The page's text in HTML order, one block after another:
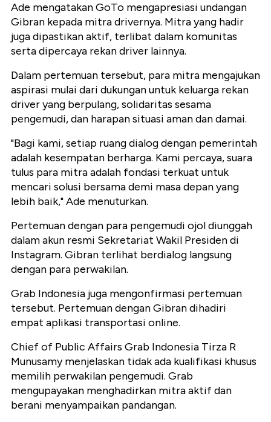
Ade mengatakan GoTo mengapresiasi undangan
Gibran kepada mitra drivernya. Mitra yang hadir
juga dipastikan aktif, terlibat dalam komunitas
serta dipercaya rekan driver lainnya.
Dalam pertemuan tersebut, para mitra mengajukan
aspirasi mulai dari dukungan untuk keluarga rekan
driver yang berpulang, solidaritas sesama
pengemudi, dan harapan situasi aman dan damai.
"Bagi kami, setiap ruang dialog dengan pemerintah
adalah kesempatan berharga. Kami percaya, suara
tulus para mitra adalah fondasi terkuat untuk
mencari solusi bersama demi masa depan yang
lebih baik," Ade menuturkan.
Pertemuan dengan para pengemudi ojol diunggah
dalam akun resmi Sekretariat Wakil Presiden di
Instagram. Gibran terlihat berdialog langsung
dengan para perwakilan.
Grab Indonesia juga mengonfirmasi pertemuan
tersebut. Pertemuan dengan Gibran dihadiri
empat aplikasi transportasi online.
Chief of Public Affairs Grab Indonesia Tirza R
Munusamy menjelaskan tidak ada kualifikasi khusus
memilih perwakilan pengemudi. Grab
mengupayakan menghadirkan mitra aktif dan
berani menyampaikan pandangan.